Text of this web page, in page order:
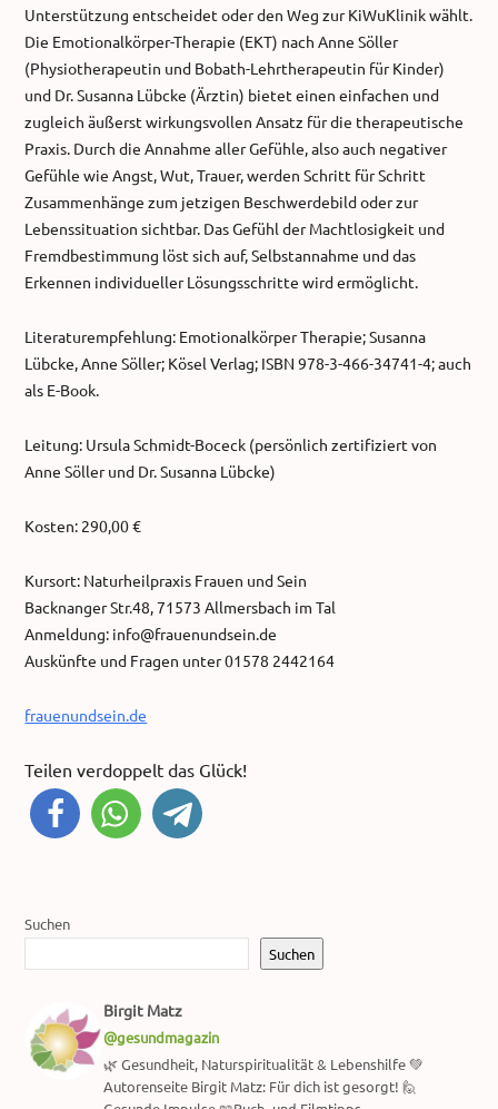
Unterstützung entscheidet oder den Weg zur KiWuKlinik wählt.
Die Emotionalkörper-Therapie (EKT) nach Anne Söller
(Physiotherapeutin und Bobath-Lehrtherapeutin für Kinder)
und Dr. Susanna Lübcke (Ärztin) bietet einen einfachen und
zugleich äußerst wirkungsvollen Ansatz für die therapeutische
Praxis. Durch die Annahme aller Gefühle, also auch negativer
Gefühle wie Angst, Wut, Trauer, werden Schritt für Schritt
Zusammenhänge zum jetzigen Beschwerdebild oder zur
Lebenssituation sichtbar. Das Gefühl der Machtlosigkeit und
Fremdbestimmung löst sich auf, Selbstannahme und das
Erkennen individueller Lösungsschritte wird ermöglicht.
Literaturempfehlung: Emotionalkörper Therapie; Susanna
Lübcke, Anne Söller; Kösel Verlag; ISBN 978-3-466-34741-4; auch
als E-Book.
Leitung: Ursula Schmidt-Boceck (persönlich zertifiziert von
Anne Söller und Dr. Susanna Lübcke)
Kosten: 290,00 €
Kursort: Naturheilpraxis Frauen und Sein
Backnanger Str.48, 71573 Allmersbach im Tal
Anmeldung: info@frauenundsein.de
Auskünfte und Fragen unter 01578 2442164
frauenundsein.de
Teilen verdoppelt das Glück!
Suchen
Suchen
Birgit Matz
@gesundmagazin
🌿 Gesundheit, Naturspiritualität & Lebenshilfe 💚
Autorenseite Birgit Matz: Für dich ist gesorgt! 🙋